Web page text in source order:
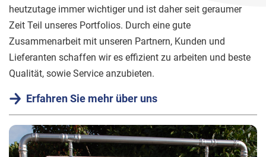
heutzutage immer wichtiger und ist daher seit geraumer
Zeit Teil unseres Portfolios. Durch eine gute
Zusammenarbeit mit unseren Partnern, Kunden und
Lieferanten schaffen wir es effizient zu arbeiten und beste
Qualität, sowie Service anzubieten.
Erfahren Sie mehr über uns